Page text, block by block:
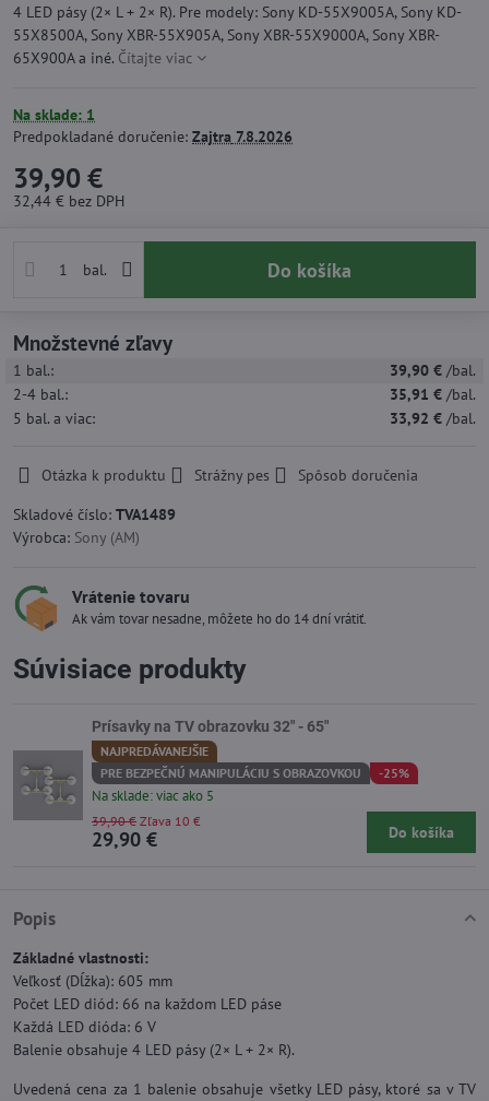
4 LED pásy (2× L + 2× R). Pre modely: Sony KD-55X9005A, Sony KD-
55X8500A, Sony XBR-55X905A, Sony XBR-55X9000A, Sony XBR-
65X900A a iné. Čítajte viac
Na sklade: 1
Predpokladané doručenie: Zajtra 7.8.2026
39,90 €
32,44 € bez DPH
bal. Do košíka
Množstevné zľavy
1 bal.: 39,90 € /bal.
2-4 bal.: 35,91 € /bal.
5 bal. a viac: 33,92 € /bal.
Otázka k produktu Strážny pes
Spôsob doručenia
Skladové číslo: TVA1489
Výrobca: Sony (AM)
Vrátenie tovaru
Ak vám tovar nesadne, môžete ho do 14 dní vrátiť.
Popis
Základné vlastnosti:
Veľkosť (Dĺžka): 605 mm
Počet LED diód: 66 na každom LED páse
Každá LED dióda: 6 V
Balenie obsahuje 4 LED pásy (2× L + 2× R).
Uvedená cena za 1 balenie obsahuje všetky LED pásy, ktoré sa v TV
Súvisiace produkty
Prísavky na TV obrazovku 32" - 65"
NAJPREDÁVANEJŠIE
PRE BEZPEČNÚ MANIPULÁCIU S OBRAZOVKOU
-25%
Na sklade: viac ako 5
29,90 €
39,90 € Zľava 10 €
Do košíka